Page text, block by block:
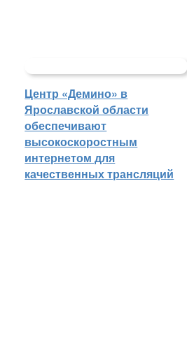
Центр «Демино» в
Ярославской области
обеспечивают
высокоскоростным
интернетом для
качественных трансляций